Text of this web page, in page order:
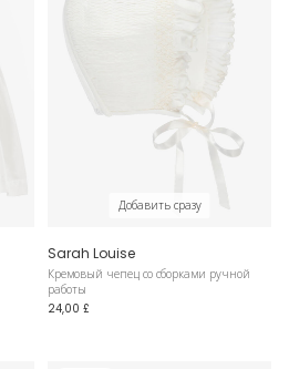
Добавить сразу
Sarah Louise
Кремовый чепец со сборками ручной
работы
24,00 £